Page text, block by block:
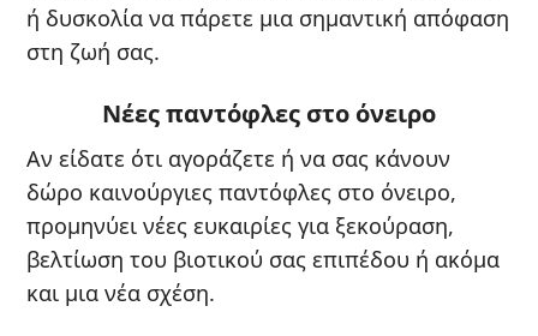
ή δυσκολία να πάρετε μια σημαντική απόφαση
στη ζωή σας.
Νέες παντόφλες στο όνειρο
Αν είδατε ότι αγοράζετε ή να σας κάνουν
δώρο καινούργιες παντόφλες στο όνειρο,
προμηνύει νέες ευκαιρίες για ξεκούραση,
βελτίωση του βιοτικού σας επιπέδου ή ακόμα
και μια νέα σχέση.